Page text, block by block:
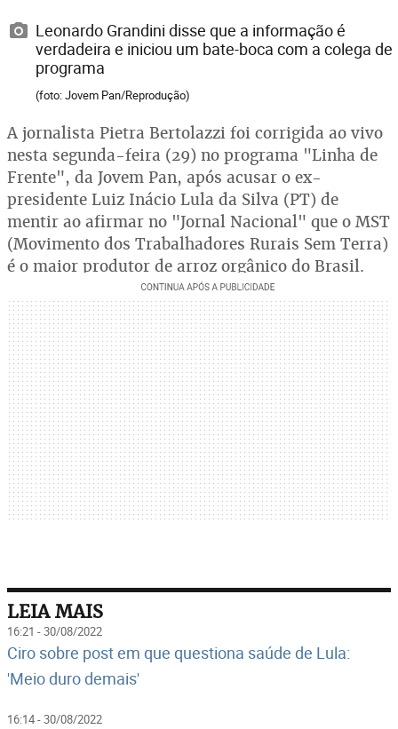
Leonardo Grandini disse que a informação é
verdadeira e iniciou um bate-boca com a colega de
programa
(foto: Jovem Pan/Reprodução)
A jornalista Pietra Bertolazzi foi corrigida ao vivo
nesta segunda-feira (29) no programa "Linha de
Frente", da Jovem Pan, após acusar o ex-
presidente Luiz Inácio Lula da Silva (PT) de
mentir ao afirmar no "Jornal Nacional" que o MST
(Movimento dos Trabalhadores Rurais Sem Terra)
é o maior produtor de arroz orgânico do Brasil.
LEIA MAIS
16:21 - 30/08/2022
Ciro sobre post em que questiona saúde de Lula:
'Meio duro demais'
16:14 - 30/08/2022